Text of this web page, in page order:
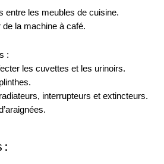
entre les meubles de cuisine.
de la machine à café.
:
les cuvettes et les urinoirs.
interrupteurs et extincteurs.
: